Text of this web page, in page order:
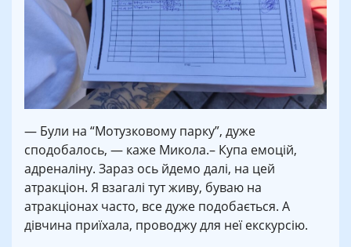
— Були на “Мотузковому парку”, дуже
сподобалось, — каже Микола.– Купа емоцій,
адреналіну. Зараз ось йдемо далі, на цей
атракціон. Я взагалі тут живу, буваю на
атракціонах часто, все дуже подобається. А
дівчина приїхала, проводжу для неї екскурсію.